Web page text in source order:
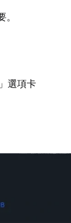
選項卡